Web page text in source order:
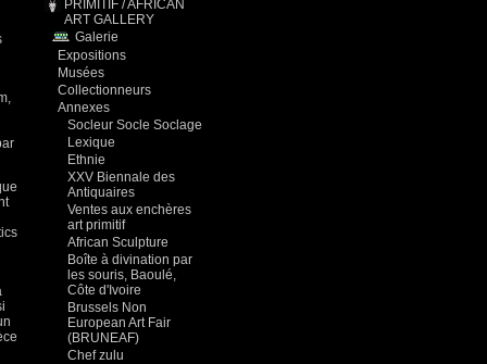
PRIMITIF / AFRICAN
ART GALLERY
Galerie
Expositions
Musées
Collectionneurs
Annexes
Socleur Socle Soclage
Lexique
Ethnie
XXV Biennale des
Antiquaires
Ventes aux enchères
art primitif
African Sculpture
Boîte à divination par
les souris, Baoulé,
Côte d'Ivoire
Brussels Non
European Art Fair
(BRUNEAF)
Chef zulu